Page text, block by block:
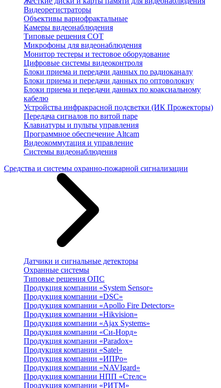
Видеорегистраторы
Объективы вариофрактальные
Камеры видеонаблюдения
Типовые решения СОТ
Микрофоны для видеонаблюдения
Монитор тестеры и тестовое оборудование
Цифровые системы видеоконтроля
Блоки приема и передачи данных по радиоканалу
Блоки приема и передачи данных по оптоволокну
Блоки приема и передачи данных по коаксиальному
кабелю
Устройства инфракрасной подсветки (ИК Прожекторы)
Передача сигналов по витой паре
Клавиатуры и пульты управления
Программное обеспечение Altcam
Видеокоммутация и управление
Системы видеонаблюдения
Средства и системы охранно-пожарной сигнализации
Датчики и сигнальные детекторы
Охранные системы
Типовые решения ОПС
Продукция компании «System Sensor»
Продукция компании «DSC»
Продукция компании «Apollo Fire Detectors»
Продукция компании «Hikvision»
Продукция компании «Ajax Systems»
Продукция компании «Си-Норд»
Продукция компании «Paradox»
Продукция компании «Satel»
Продукция компании «ИПРо»
Продукция компании «NAVIgard»
Продукция компании НПП «Стелс»
Продукция компании «РИТМ»